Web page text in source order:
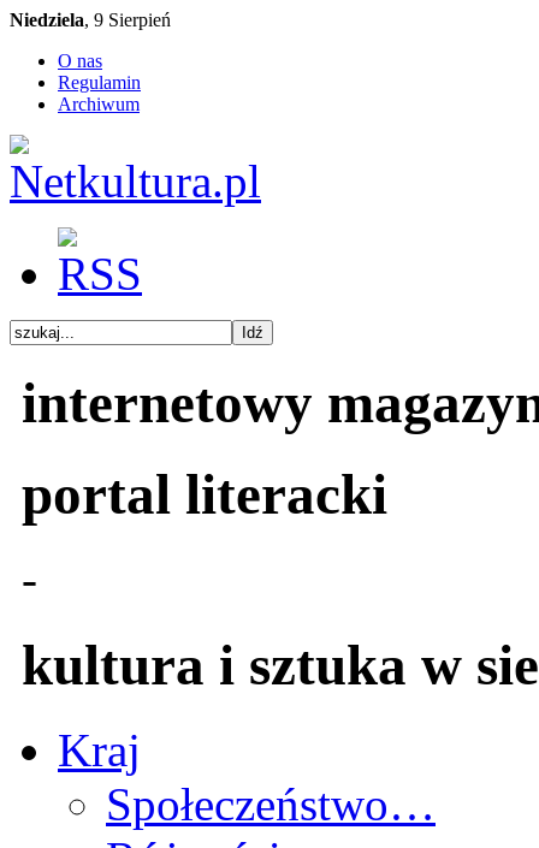
Niedziela, 9 Sierpień
O nas
Regulamin
Archiwum
internetowy
portal literacki
-
kultura i sztuka w
Kraj
Społeczeństwo…